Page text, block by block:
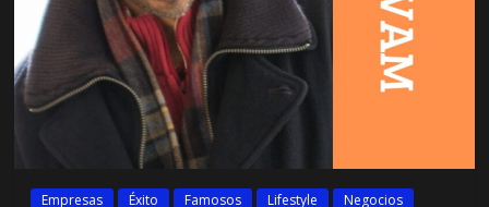
Empresas Éxito Famosos Lifestyle
Negocios